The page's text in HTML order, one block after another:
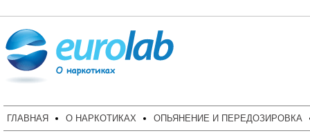
ГЛАВНАЯ О НАРКОТИКАХ ОПЬЯНЕНИЕ И ПЕРЕДОЗИРОВКА